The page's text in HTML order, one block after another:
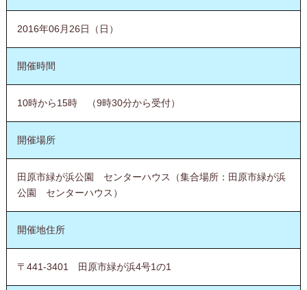
2016年06月26日（日）
開催時間
10時から15時 （9時30分から受付）
開催場所
田原市緑が浜公園 センターハウス（集合場所：田原市緑が浜
公園 センターハウス）
開催地住所
〒441-3401 田原市緑が浜4号1の1